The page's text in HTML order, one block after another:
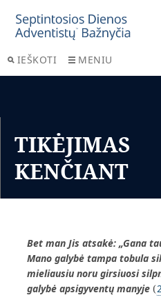
IEŠKOTI MENIU
TIKĖJIMAS
KENČIANT
Bet man Jis atsakė: „Gana
Mano galybė tampa tobula
mieliausiu noru girsiuosi
galybė apsigyventų manyje (